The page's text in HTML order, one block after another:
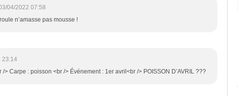
04/2022 07:58
n’amasse pas mousse !
23:14
> Carpe : poisson <br /> Événement : 1er avril<br /> POISSON D’AVRIL ???